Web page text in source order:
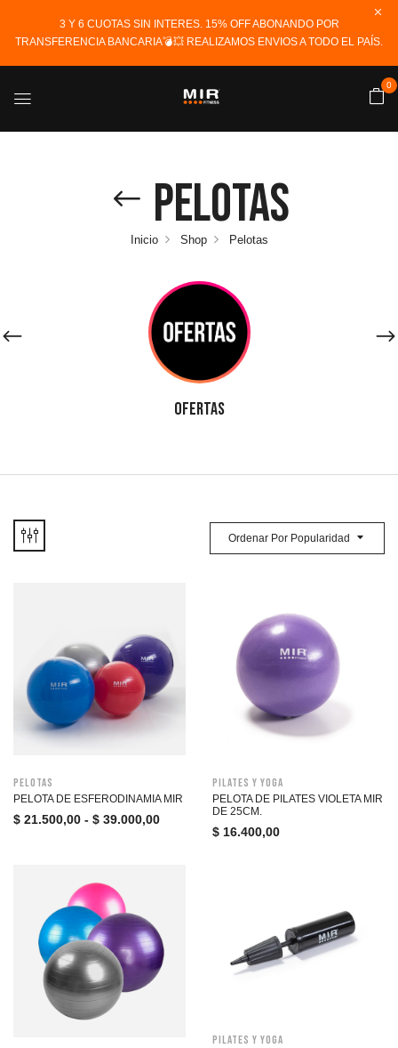
3 Y 6 CUOTAS SIN INTERES. 15% OFF ABONANDO POR
TRANSFERENCIA BANCARIA💣💥 REALIZAMOS ENVIOS A TODO EL PAÍS.
0
Pelotas
Inicio Shop Pelotas
OFERTAS
Ordenar Por Popularidad
Pelotas
PELOTA DE ESFERODINAMIA MIR
$ 21.500,00 - $ 39.000,00
Pilates y Yoga
PELOTA DE PILATES VIOLETA MIR
DE 25CM.
$ 16.400,00
Pilates y Yoga